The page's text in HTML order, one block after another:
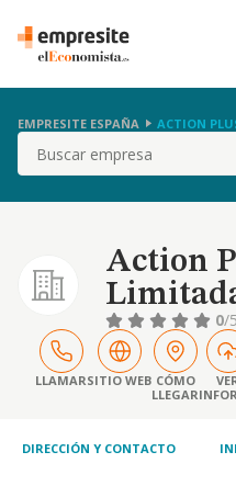
EMPRESITE ESPAÑA ACTION
Buscar
Action
0/5
LLAMARSITIO WEB CÓMO
LLEGAR
DIRECCIÓN Y CONTACTO